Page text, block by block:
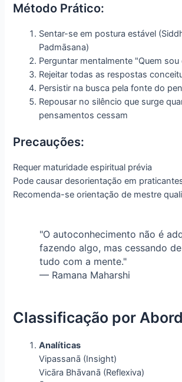
Método Prático:
Sentar-se em postura estável
Padmāsana)
Perguntar mentalmente "Quem sou
Rejeitar todas as respostas
Persistir na busca pela fonte do
Repousar no silêncio que surge
pensamentos cessam
Precauções:
Requer maturidade espiritual prévia
Pode causar desorientação em
Recomenda-se orientação de mestre
"O autoconhecimento não é
fazendo algo, mas cessando
tudo com a mente."
— Ramana Maharshi
Classificação por
Analíticas
Vipassanā (Insight)
Vicāra Bhāvanā (Reflexiva)